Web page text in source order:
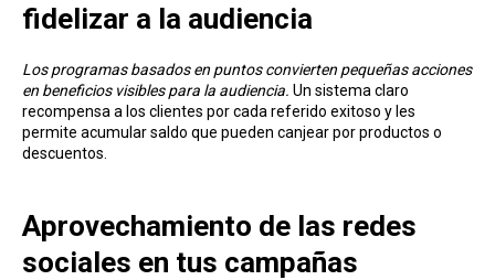
fidelizar a la audiencia
Los programas basados en puntos convierten pequeñas acciones
en beneficios visibles para la audiencia. Un sistema claro
recompensa a los clientes por cada referido exitoso y les
permite acumular saldo que pueden canjear por productos o
descuentos.
Aprovechamiento de las redes
sociales en tus campañas